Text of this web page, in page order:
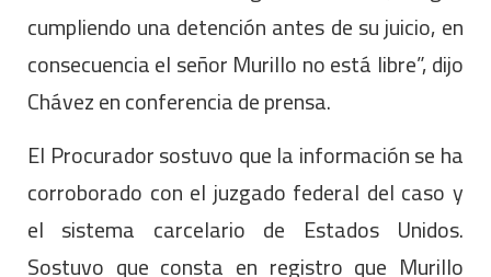
cumpliendo una detención antes de su juicio, en
consecuencia el señor Murillo no está libre”, dijo
Chávez en conferencia de prensa.
El Procurador sostuvo que la información se ha
corroborado con el juzgado federal del caso y
el sistema carcelario de Estados Unidos.
Sostuvo que consta en registro que Murillo